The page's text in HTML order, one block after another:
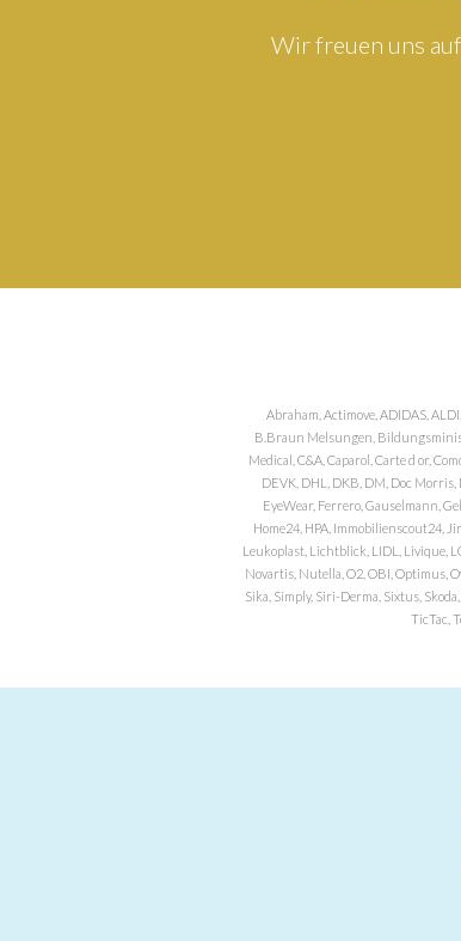
Wir freuen uns
Abraham, Actimove, ADIDAS,
B.Braun Melsungen,
Medical, C&A, Caparol, Carte d or,
DEVK, DHL, DKB, DM, Doc Morris,
EyeWear, Ferrero, Gauselmann,
Home24, HPA, Immobilienscout24,
Leukoplast, Lichtblick, LIDL, Livique,
Novartis, Nutella, O2, OBI, Optimus,
Sika, Simply, Siri-Derma, Sixtus,
TicTac,